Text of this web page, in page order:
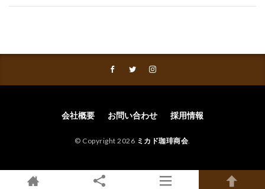
会社概要 お問い合わせ 採用情報
© Copyright 2026 ミカド珈琲商会